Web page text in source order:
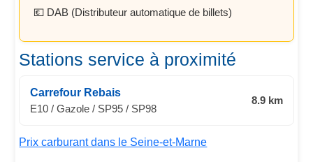
💶 DAB (Distributeur automatique de billets)
Stations service à proximité
Carrefour Rebais
E10 / Gazole / SP95 / SP98
8.9 km
Prix carburant dans le Seine-et-Marne